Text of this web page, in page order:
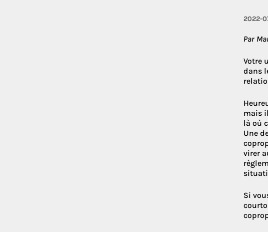
2022-
Par
Votre
dans
mais
là où
Une
virer
Si